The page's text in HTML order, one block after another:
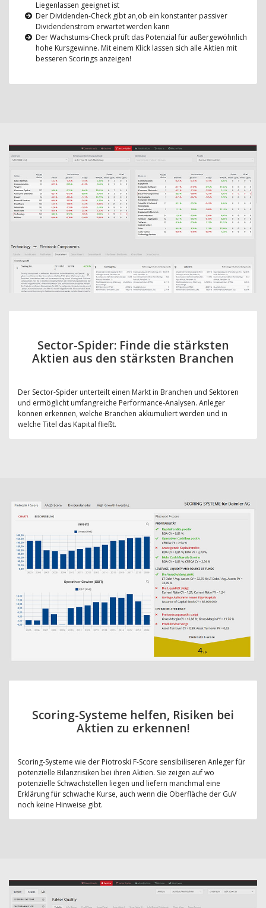
Liegenlassen geeignet ist
Der Dividenden-Check gibt an,ob ein konstanter passiver
Dividendenstrom erwartet werden kann
Der Wachstums-Check prüft das Potenzial für außergewöhnlich
hohe Kursgewinne. Mit einem Klick lassen sich alle Aktien mit
besseren Scorings anzeigen!
Sector-Spider: Finde die stärksten
Aktien aus den stärksten Branchen
Der Sector-Spider unterteilt einen Markt in Branchen und Sektoren
und ermöglicht umfangreiche Performance-Analysen. Anleger
können erkennen, welche Branchen akkumuliert werden und in
welche Titel das Kapital fließt.
Scoring-Systeme helfen, Risiken bei
Aktien zu erkennen!
Scoring-Systeme wie der Piotroski F-Score sensibiliseren Anleger für
potenzielle Bilanzrisiken bei ihren Aktien. Sie zeigen auf wo
potenzielle Schwachstellen liegen und liefern manchmal eine
Erklärung für schwache Kurse, auch wenn die Oberfläche der GuV
noch keine Hinweise gibt.